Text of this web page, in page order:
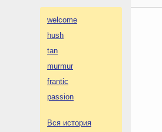
welcome
hush
tan
murmur
frantic
passion
Вся история